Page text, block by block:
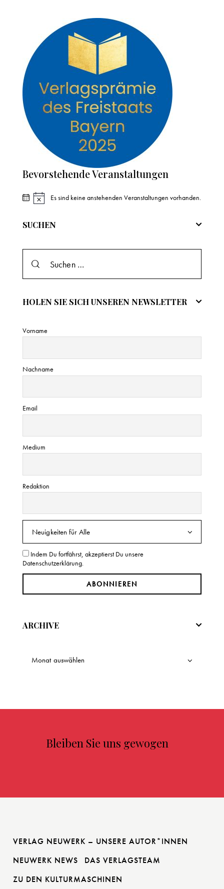
Bevorstehende Veranstaltungen
H
n
w
i
Es sind keine anstehenden Veranstaltungen vorhanden.
SUCHEN
HOLEN SIE SICH UNSEREN NEWSLETTER
Vorname
Nachname
Email
Medium
Redaktion
Indem Du fortfährst, akzeptierst Du unsere
Datenschutzerklärung.
ARCHIVE
Bleiben Sie uns gewogen
VERLAG NEUWERK – UNSERE AUTOR*INNEN
NEUWERK NEWS
DAS VERLAGSTEAM
ZU DEN KULTURMASCHINEN